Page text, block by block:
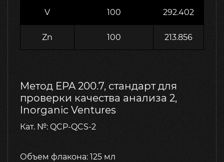
V 100 292.402
Zn 100 213.856
Метод EPA 200.7, стандарт для
проверки качества анализа 2,
Inorganic Ventures
Кат. №: QCP-QCS-2
Объем флакона: 125 мл